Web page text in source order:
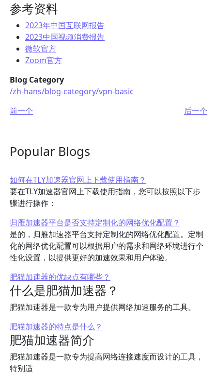
参考资料
2023年中国互联网报告
2023中国视频消费报告
微软官方
Zoom官方
Blog Category
/zh-hans/blog-category/vpn-basic
前一个
后一个
Popular Blogs
如何在TLY加速器官网上下载使用指南？
要在TLY加速器官网上下载使用指南，您可以按照以下步
骤进行操作：
归雁加速器平台是否支持定制化的网络优化配置？
是的，归雁加速器平台支持定制化的网络优化配置。定制
化的网络优化配置可以根据用户的需求和网络环境进行个
性化设置，以提供更好的加速效果和用户体验。
肥猫加速器的优缺点有哪些？
什么是肥猫加速器？
肥猫加速器是一款专为用户提供网络加速服务的工具。
肥猫加速器的特点是什么？
肥猫加速器简介
肥猫加速器是一款专为提高网络连接速度而设计的工具，
特别适